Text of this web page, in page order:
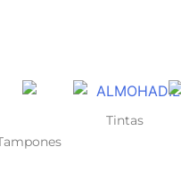
Tintas